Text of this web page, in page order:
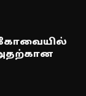
அதற்கான